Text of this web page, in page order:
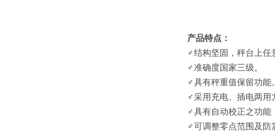
产品特点：
♂ 结构坚固，秤台上任
♂ 准确度国家三级。
♂ 具有秤重值保留功能
♂ 采用充电、插电两用
♂ 具有自动校正之功能
♂ 可调整零点范围及防